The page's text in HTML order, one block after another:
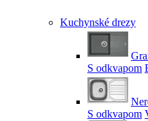
Kuchynské drezy
S odkvapom
S odkvapom